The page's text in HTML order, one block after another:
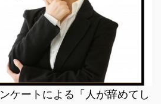
ケートによる「人が辞めてし